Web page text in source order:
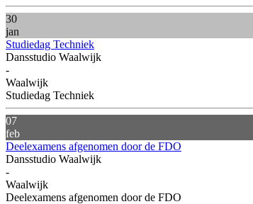
30
jan
Studiedag Techniek
Dansstudio Waalwijk
-
Waalwijk
Studiedag Techniek
07
feb
Deelexamens afgenomen door de FDO
Dansstudio Waalwijk
-
Waalwijk
Deelexamens afgenomen door de FDO